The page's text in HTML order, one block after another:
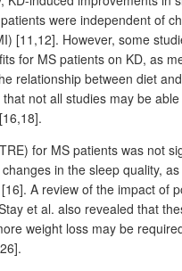
were independent of
[11,12]. However, some
for MS patients on KD, as
relationship between diet
not all studies may be
for MS patients was not
in the sleep quality,
A review of the impact of
et al. also revealed that
weight loss may be